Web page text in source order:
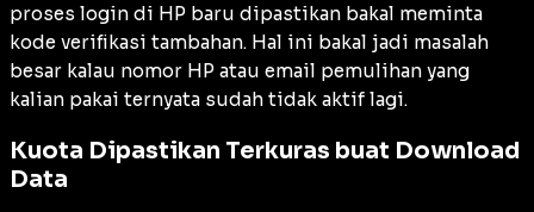
proses login di HP baru dipastikan bakal meminta
kode verifikasi tambahan. Hal ini bakal jadi masalah
besar kalau nomor HP atau email pemulihan yang
kalian pakai ternyata sudah tidak aktif lagi.
Kuota Dipastikan Terkuras buat Download
Data